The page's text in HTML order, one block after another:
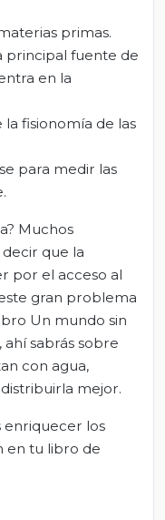
primas.
principal fuente de
en la
fisionomía de las
para medir las
Muchos
que la
por el acceso al
gran problema
Un mundo sin
ahí sabrás sobre
con agua,
mejor.
enriquecer los
en tu libro de